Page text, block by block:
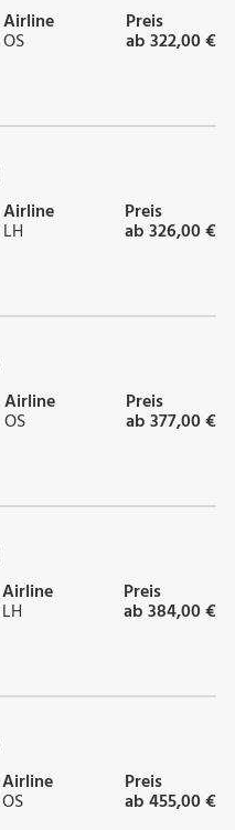
Airline
OS
Preis
ab 322,00 €
Airline
LH
Preis
ab 326,00 €
Airline
OS
Preis
ab 377,00 €
Airline
LH
Preis
ab 384,00 €
Airline
OS
Preis
ab 455,00 €